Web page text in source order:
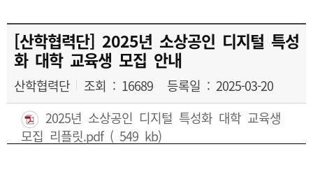
[산학협력단] 2025년 소상공인 디지털 특성
화 대학 교육생 모집 안내
산학협력단 조회 : 16689
등록일 : 2025-03-20
2025년 소상공인 디지털 특성화 대학 교육생
모집 리플릿.pdf ( 549 kb)